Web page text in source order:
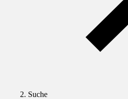
Suche